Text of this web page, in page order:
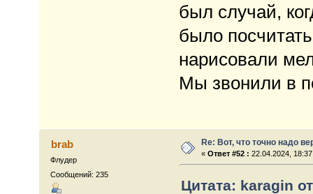
был случай,
было
нарисовали
Мы звонили в
brab
Флудер
Сообщений: 235
Re: Вот, что точно надо
«Ответ #52 : 22.04.2024,
Цитата: karagin